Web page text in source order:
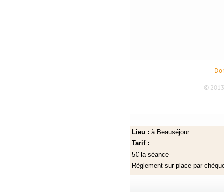
Lieu : à Beauséjour
Tarif :
5€ la séance
Règlement sur place par